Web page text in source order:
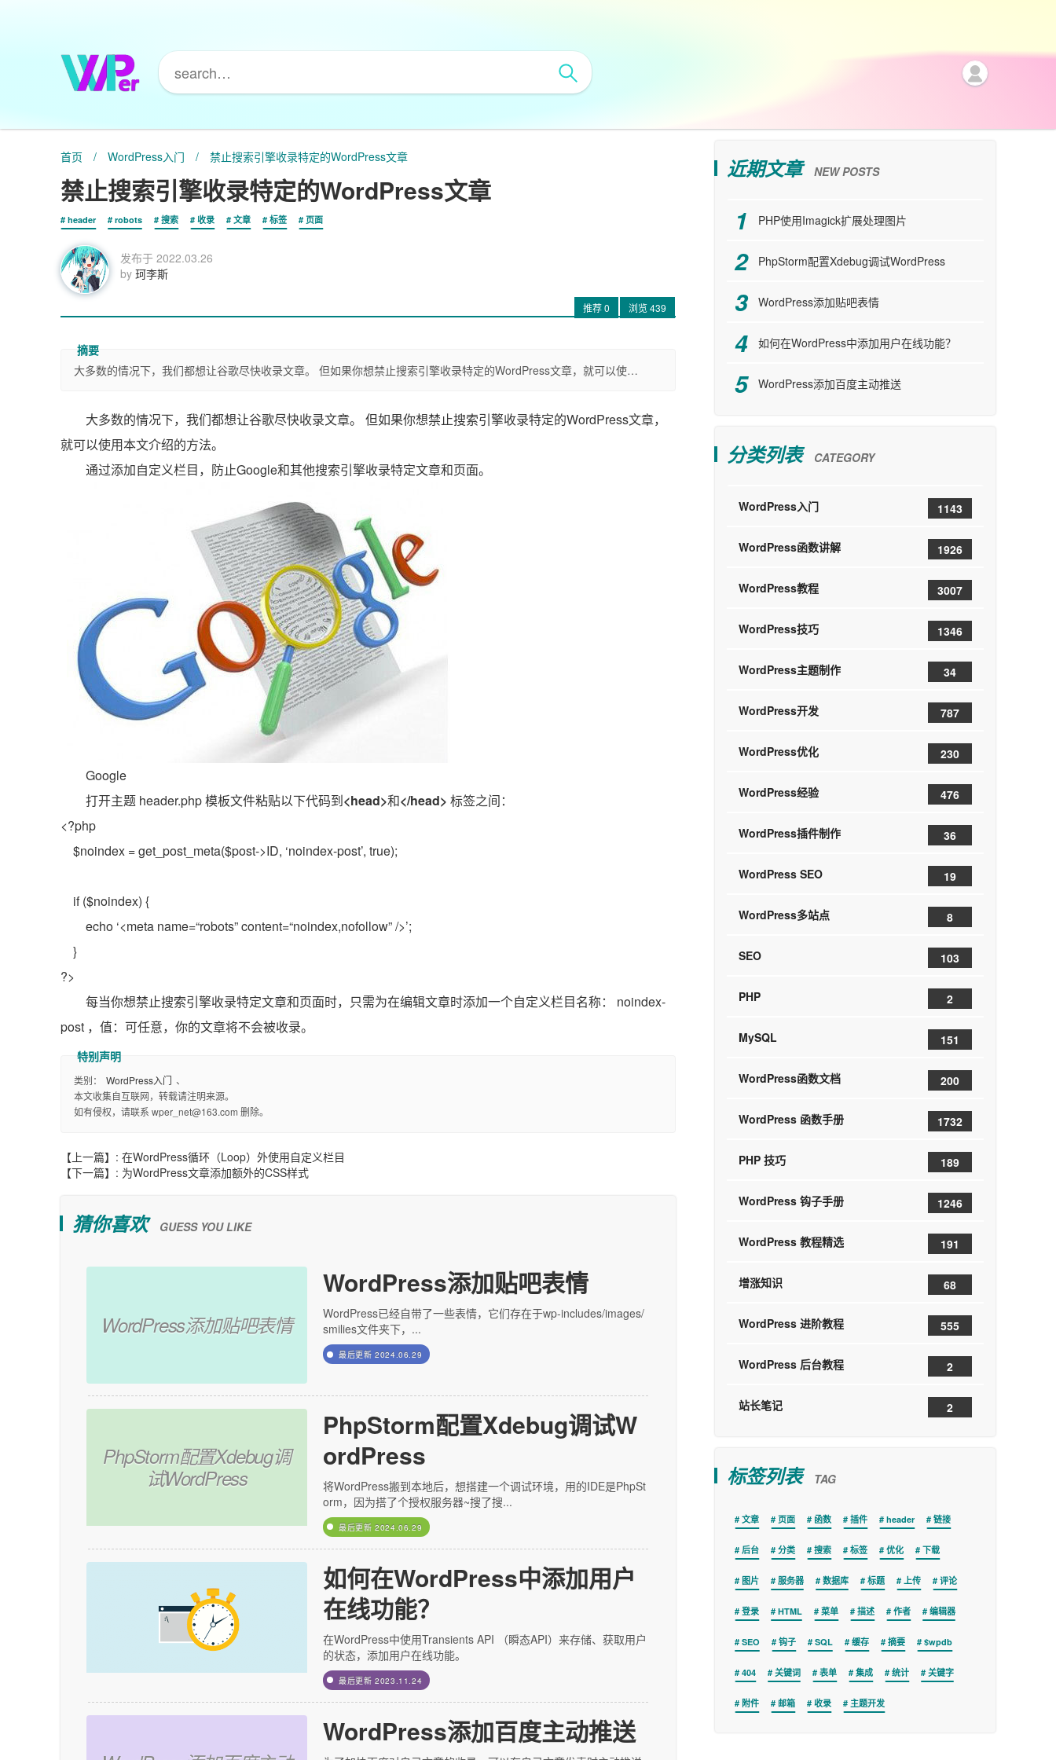
首页 / WordPress入门 / 禁止搜索引擎收录特定的WordPress文章
禁止搜索引擎收录特定的WordPress文章
header robots 搜索 收录 文章 标签 页面
发布于 2022.03.26
by 珂李斯
推荐0 浏览439
大多数的情况下，我们都想让谷歌尽快收录文章。 但如果你想禁止搜索引擎收录特定的WordPress文章，就可以使…
大多数的情况下，我们都想让谷歌尽快收录文章。 但如果你想禁止搜索引擎收录特定的WordPress文章，
就可以使用本文介绍的方法。
通过添加自定义栏目，防止Google和其他搜索引擎收录特定文章和页面。
Google
打开主题 header.php 模板文件粘贴以下代码到<head>和</head> 标签之间：
<?php
$noindex = get_post_meta($post->ID, ‘noindex-post’, true);
if($noindex) {
echo ‘<meta name=“robots”content=“noindex,nofollow”/>’;
}
?>
每当你想禁止搜索引擎收录特定文章和页面时，只需为在编辑文章时添加一个自定义栏目名称： noindex-
post ，值：可任意，你的文章将不会被收录。
类别： WordPress入门 、
本文收集自互联网，转载请注明来源。
如有侵权，请联系 wper_net@163.com 删除。
【上一篇】: 在WordPress循环（Loop）外使用自定义栏目
【下一篇】: 为WordPress文章添加额外的CSS样式
猜你喜欢 GUESS YOU LIKE
WordPress添加贴吧表情
WordPress添加贴吧表情
WordPress已经自带了一些表情，它们存在于wp-includes/images/
smilies文件夹下，...
最后更新2024.06.29
PhpStorm配置Xdebug调
试WordPress
PhpStorm配置Xdebug调试W
ordPress
将WordPress搬到本地后，想搭建一个调试环境，用的IDE是PhpSt
orm，因为搭了个授权服务器~搜了搜...
最后更新2024.06.29
如何在WordPress中添加用户
在线功能？
在WordPress中使用Transients API （瞬态API）来存储、获取用户
的状态，添加用户在线功能。
最后更新2023.11.24
WordPress添加百度主动推送
近期文章 NEW POSTS
PHP使用Imagick扩展处理图片
PhpStorm配置Xdebug调试WordPress
WordPress添加贴吧表情
如何在WordPress中添加用户在线功能？
WordPress添加百度主动推送
分类列表 CATEGORY
WordPress入门 1143
WordPress函数讲解 1926
WordPress教程 3007
WordPress技巧 1346
WordPress主题制作 34
WordPress开发 787
WordPress优化 230
WordPress经验 476
WordPress插件制作 36
WordPress SEO 19
WordPress多站点 8
SEO 103
PHP 2
MySQL 151
WordPress函数文档 200
WordPress 函数手册 1732
PHP 技巧 189
WordPress 钩子手册 1246
WordPress 教程精选 191
增涨知识 68
WordPress 进阶教程 555
WordPress 后台教程 2
站长笔记 2
标签列表 TAG
文章 页面 函数 插件 header 链接
后台 分类 搜索 标签 优化 下载
图片 服务器 数据库 标题 上传 评论
登录 HTML 菜单 描述 作者 编辑器
SEO 钩子 SQL 缓存 摘要 $wpdb
404 关键词 表单 集成 统计 关键字
附件 邮箱 收录 主题开发